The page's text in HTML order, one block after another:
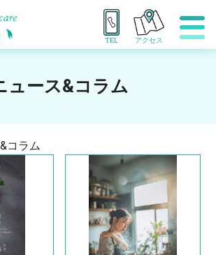
TEL アクセス
ュース&コラム
コラム